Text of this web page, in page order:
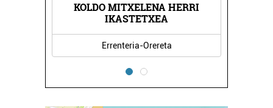
KOLDO MITXELENA HERRI
IKASTETXEA
Errenteria-Orereta